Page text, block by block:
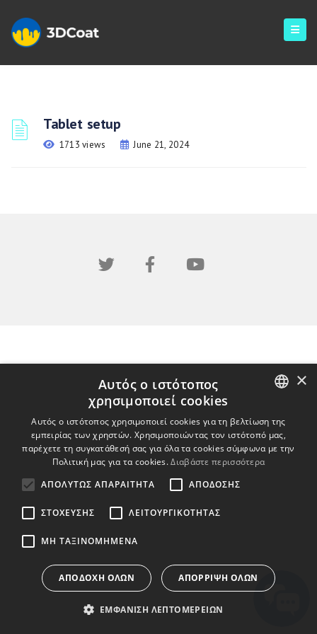
Tablet setup
1713 views June 21, 2024
ENGLISH
BULGARIAN
CROATIAN
ESTONIAN
FINNISH
×
Αυτός ο ιστότοπος
χρησιμοποιεί cookies
Αυτός ο ιστότοπος χρησιμοποιεί cookies για τη βελτίωση της
εμπειρίας των χρηστών. Χρησιμοποιώντας τον ιστότοπό μας,
παρέχετε τη συγκατάθεσή σας για όλα τα cookies σύμφωνα με την
Πολιτική μας για τα cookies.Διαβάστε περισσότερα
ΑΠΟΛΎΤΩΣ ΑΠΑΡΑΊΤΗΤΑ
ΑΠΌΔΟΣΗΣ
ΣΤΌΧΕΥΣΗΣ ΛΕΙΤΟΥΡΓΙΚΌΤΗΤΑΣ
ΜΗ ΤΑΞΙΝΟΜΗΜΈΝΑ
ΑΠΟΔΟΧΉ ΌΛΩΝ ΑΠΌΡΡΙΨΗ ΌΛΩΝ
ΕΜΦΆΝΙΣΗ ΛΕΠΤΟΜΕΡΕΙΏΝ